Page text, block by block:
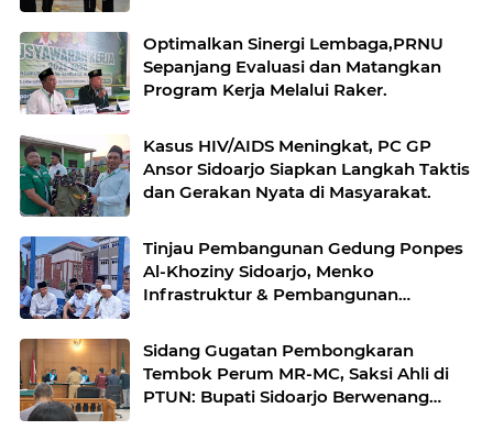
Optimalkan Sinergi Lembaga,PRNU
Sepanjang Evaluasi dan Matangkan
Program Kerja Melalui Raker.
Kasus HIV/AIDS Meningkat, PC GP
Ansor Sidoarjo Siapkan Langkah Taktis
dan Gerakan Nyata di Masyarakat.
Tinjau Pembangunan Gedung Ponpes
Al-Khoziny Sidoarjo, Menko
Infrastruktur & Pembangunan
Keselamatan.
Sidang Gugatan Pembongkaran
Tembok Perum MR-MC, ​Saksi Ahli di
PTUN: Bupati Sidoarjo Berwenang